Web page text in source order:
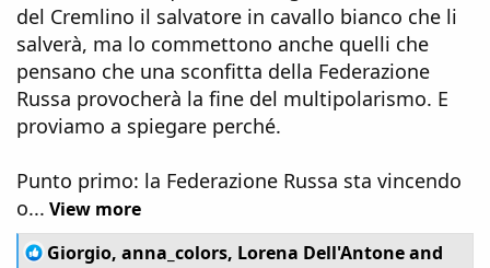
del Cremlino il salvatore in cavallo bianco che li
salverà, ma lo commettono anche quelli che
pensano che una sconfitta della Federazione
Russa provocherà la fine del multipolarismo. E
proviamo a spiegare perché.
Punto primo: la Federazione Russa sta vincendo
o... View more
R
Giorgio, anna_colors, Lorena Dell'Antoneand